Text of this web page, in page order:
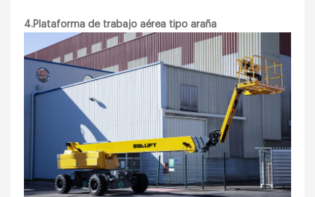
4.Plataforma de trabajo aérea tipo araña